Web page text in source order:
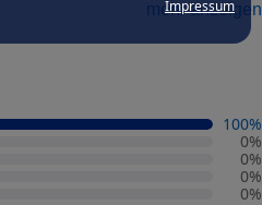
Impressum
mehr anzeigen
100%
0%
0%
0%
0%